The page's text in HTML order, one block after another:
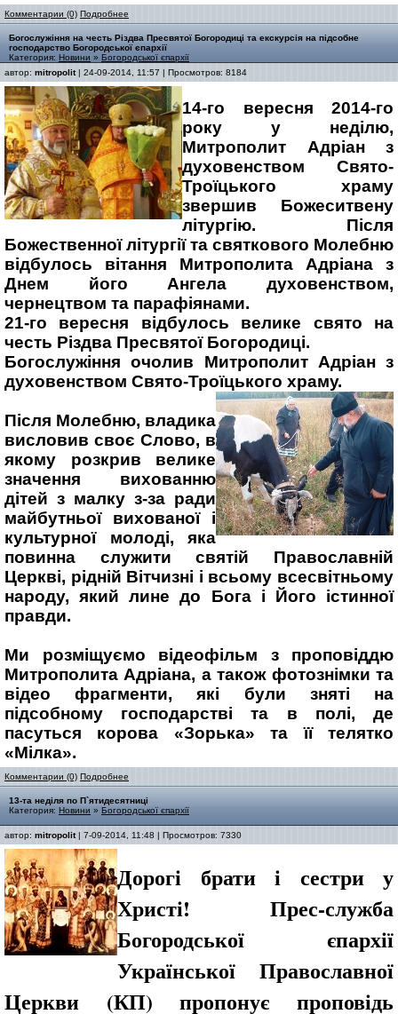
Комментарии (0) Подробнее
Богослужіння на честь Різдва Пресвятої Богородиці та екскурсія на підсобне
господарство Богородської єпархії
Категория: Новини » Богородської єпархії
автор: mitropolit| 24-09-2014, 11:57 | Просмотров: 8184
14-го вересня 2014-го
року у неділю,
Митрополит Адріан з
духовенством Свято-
Троїцького храму
звершив Божеситвену
літургію. Після
Божественної літургії та святкового Молебню
відбулось вітання Митрополита Адріана з
Днем його Ангела духовенством,
чернецтвом та парафіянами.
21-го вересня відбулось велике свято на
честь Різдва Пресвятої Богородиці.
Богослужіння очолив Митрополит Адріан з
духовенством Свято-Троїцького храму.
Після Молебню, владика
висловив своє Слово, в
якому розкрив велике
значення вихованню
дітей з малку з-за ради
майбутньої вихованої і
культурної молоді, яка
повинна служити святій Православній
Церкві, рідній Вітчизні і всьому всесвітньому
народу, який лине до Бога і Його істинної
правди.
Ми розміщуємо відеофільм з проповіддю
Митрополита Адріана, а також фотознімки та
відео фрагменти, які були зняті на
підсобному господарстві та в полі, де
пасуться корова «Зорька» та її телятко
«Мілка».
Комментарии (0) Подробнее
13-та неділя по П`ятидесятниці
Категория: Новини » Богородської єпархії
автор: mitropolit| 7-09-2014, 11:48 | Просмотров: 7330
Дорогі брати і сестри у
Христі! Прес-служба
Богородської єпархії
Української Православної
Церкви (КП) пропонує проповідь